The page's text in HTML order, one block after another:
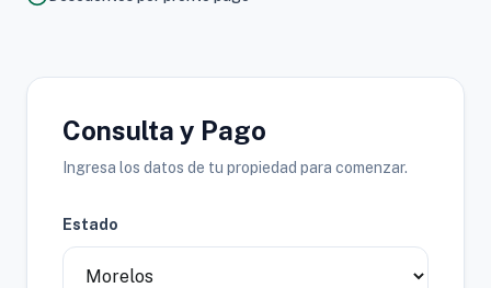
Consulta y Pago
Ingresa los datos de tu propiedad para comenzar.
Estado